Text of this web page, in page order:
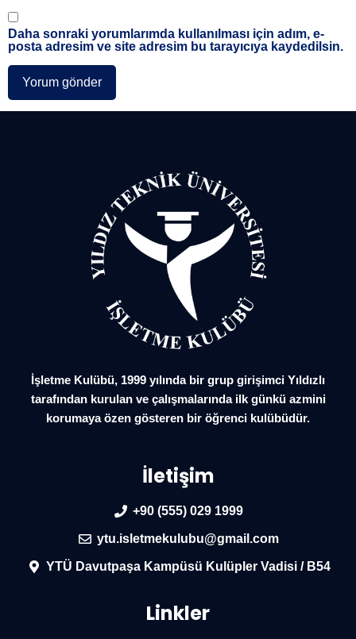
Daha sonraki yorumlarımda kullanılması için adım, e-
posta adresim ve site adresim bu tarayıcıya kaydedilsin.
İşletme Kulübü, 1999 yılında bir grup girişimci Yıldızlı
tarafından kurulan ve çalışmalarında ilk günkü azmini
korumaya özen gösteren bir öğrenci kulübüdür.
İletişim
+90 (555) 029 1999
ytu.isletmekulubu@gmail.com
YTÜ Davutpaşa Kampüsü Kulüpler Vadisi / B54
Linkler